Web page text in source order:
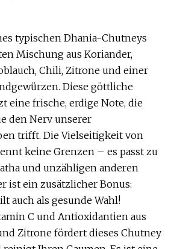
typischen Dhania-Chutneys
Mischung aus Koriander,
Chili, Zitrone und einer
Diese göttliche
eine frische, erdige Note, die
den Nerv unserer
trifft. Die Vielseitigkeit von
keine Grenzen – es passt zu
und unzähligen anderen
ist ein zusätzlicher Bonus:
auch als gesunde Wahl!
C und Antioxidantien aus
Zitrone fördert dieses Chutney